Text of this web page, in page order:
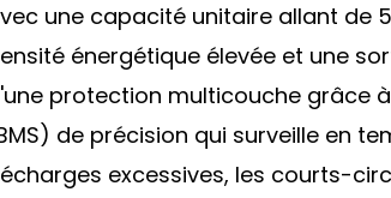
une capacité unitaire allant de
énergétique élevée et une
protection multicouche grâce
de précision qui surveille en
excessives, les courts-